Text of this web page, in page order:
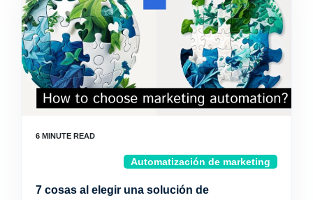
Automatización de marketing
7 cosas al elegir una solución de